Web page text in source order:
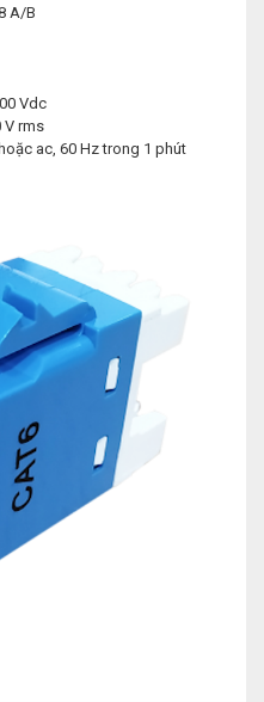
A/B
Vdc
V rms
ac, 60 Hz trong 1 phút